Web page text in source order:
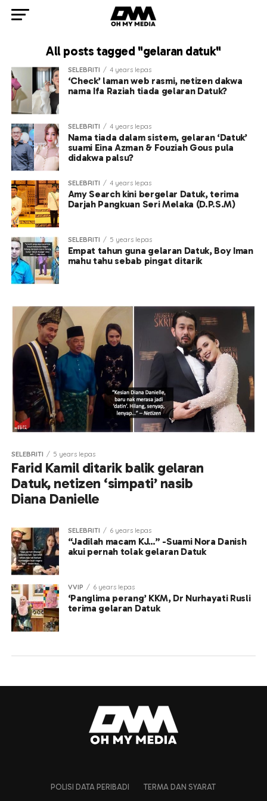
All posts tagged "gelaran datuk"
SELEBRITI 4 years lepas
‘Check’ laman web rasmi, netizen dakwa
nama Ifa Raziah tiada gelaran Datuk?
SELEBRITI 4 years lepas
Nama tiada dalam sistem, gelaran ‘Datuk’
suami Eina Azman & Fouziah Gous pula
didakwa palsu?
SELEBRITI 4 years lepas
Amy Search kini bergelar Datuk, terima
Darjah Pangkuan Seri Melaka (D.P.S.M)
SELEBRITI 5 years lepas
Empat tahun guna gelaran Datuk, Boy Iman
mahu tahu sebab pingat ditarik
SELEBRITI 5 years lepas
Farid Kamil ditarik balik gelaran
Datuk, netizen ‘simpati’ nasib
Diana Danielle
SELEBRITI 6 years lepas
“Jadilah macam KJ…” -Suami Nora Danish
akui pernah tolak gelaran Datuk
VVIP 6 years lepas
‘Panglima perang’ KKM, Dr Nurhayati Rusli
terima gelaran Datuk
POLISI DATA PERIBADI TERMA DAN SYARAT